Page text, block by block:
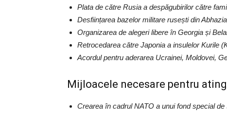
Plata de către Rusia a despăgubirilor către
Desființarea bazelor militare rusești din
Organizarea de alegeri libere în Georgia și
Retrocedarea către Japonia a insulelor Kurile
Acordul pentru aderarea Ucrainei, Moldovei,
Mijloacele necesare pentru
Crearea în cadrul NATO a unui fond special